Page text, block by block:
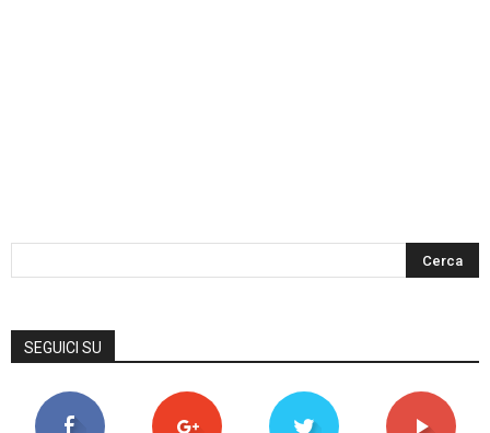
SEGUICI SU